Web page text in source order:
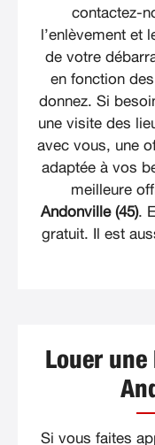
contactez-
l’enlèvement et
de votre
en fonction
donnez. Si
une visite des
avec vous, une
adaptée à vos
meilleure
Andonville (45).
gratuit. Il est
Louer
Si vous faites